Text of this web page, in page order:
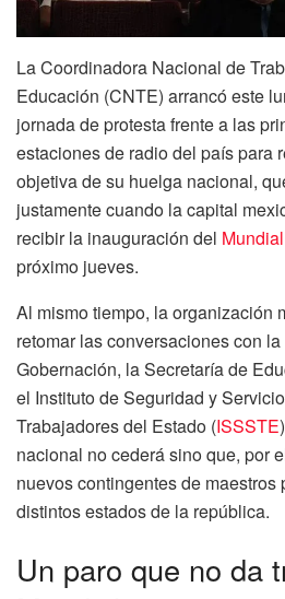
La Coordinadora Nacional de
Educación (CNTE) arrancó este
jornada de protesta frente a las
estaciones de radio del país para
objetiva de su huelga nacional,
justamente cuando la capital
recibir la inauguración del
próximo jueves.
Al mismo tiempo, la organización
retomar las conversaciones con
Gobernación, la Secretaría de
el Instituto de Seguridad y
Trabajadores del Estado (ISSSTE
nacional no cederá sino que, por
nuevos contingentes de maestros
distintos estados de la república.
Un paro que no da